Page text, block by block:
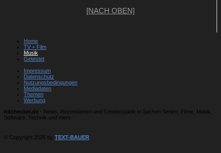
[NACH OBEN]
Home
TV + Film
Musik
Getestet
Impressum
Datenschutz
Nutzungsbedingungen
Mediadaten
Themen
Werbung
hitchecker.de - News, Rezensionen und Gewinnspiele in Sachen Serien, Filme, Musik,
Software, Technik und mehr
© Copyright 2025 by TEXT-BAUER